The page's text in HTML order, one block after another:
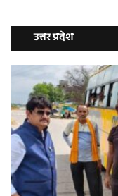
उत्तर प्रदेश